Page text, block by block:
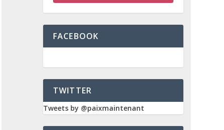
FACEBOOK
TWITTER
Tweets by @paixmaintenant